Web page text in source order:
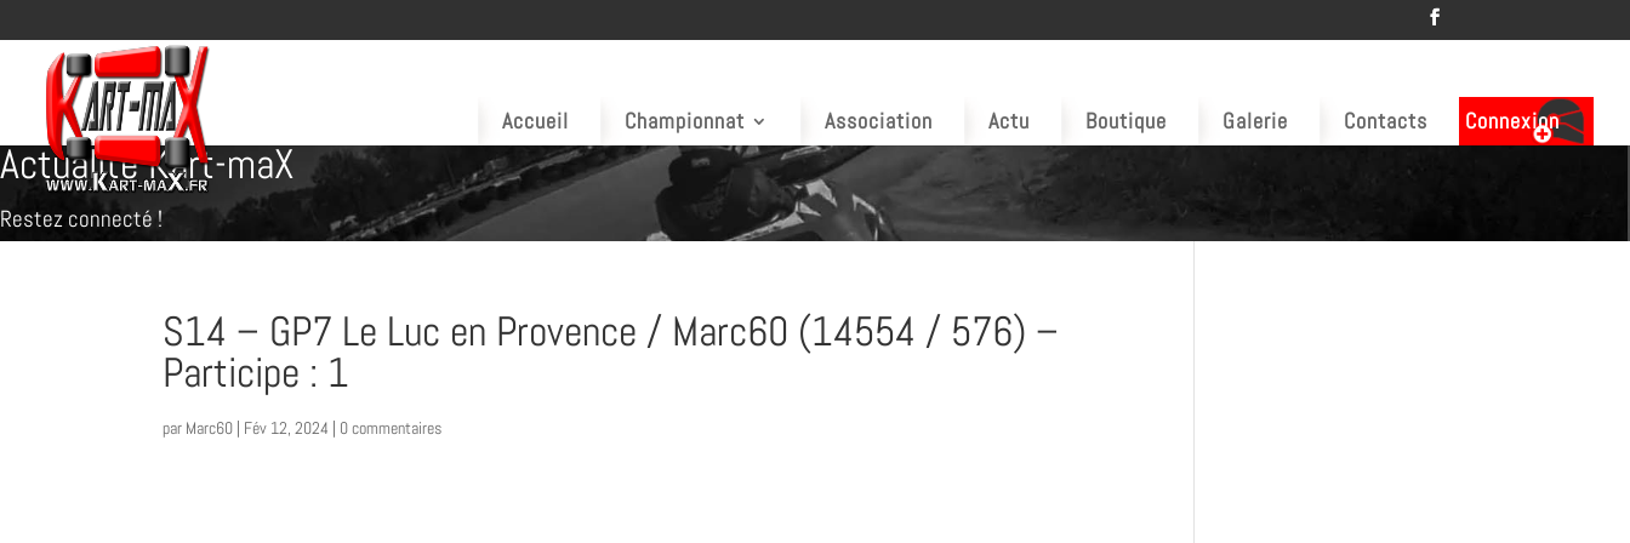
Accueil Championnat Association Actu Boutique Galerie Contacts Connexion
Actualité Kart-maX
Restez connecté !
S14 – GP7 Le Luc en Provence / Marc60 (14554 / 576) –
Participe : 1
par Marc60 | Fév 12, 2024 | 0 commentaires